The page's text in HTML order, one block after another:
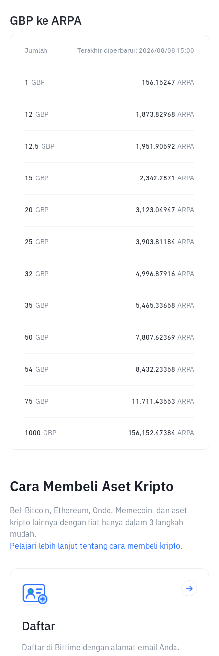
GBP ke ARPA
Jumlah Terakhir diperbarui: 2026/08/08 15:00
1 GBP 156.15247 ARPA
12 GBP 1,873.82968 ARPA
12.5 GBP 1,951.90592 ARPA
15 GBP 2,342.2871 ARPA
20 GBP 3,123.04947 ARPA
25 GBP 3,903.81184 ARPA
32 GBP 4,996.87916 ARPA
35 GBP 5,465.33658 ARPA
50 GBP 7,807.62369 ARPA
54 GBP 8,432.23358 ARPA
75 GBP 11,711.43553 ARPA
1000 GBP 156,152.47384 ARPA
Cara Membeli Aset Kripto
Beli Bitcoin, Ethereum, Ondo, Memecoin, dan aset
kripto lainnya dengan fiat hanya dalam 3 langkah
mudah.
Pelajari lebih lanjut tentang cara membeli kripto.
Daftar
Daftar di Bittime dengan alamat email Anda.